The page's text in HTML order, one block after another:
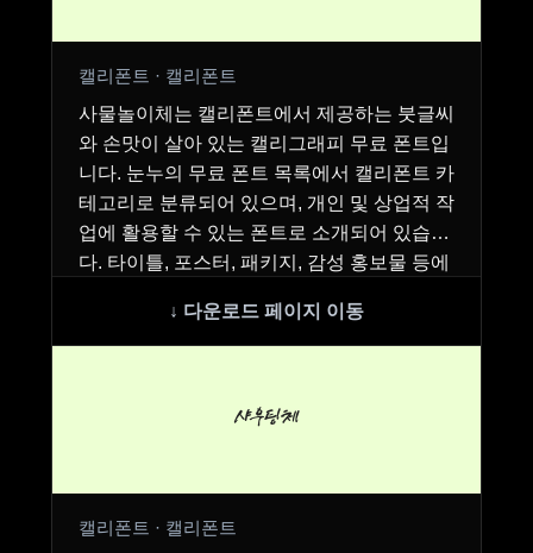
캘리폰트 · 캘리폰트
사물놀이체는 캘리폰트에서 제공하는 붓글씨
와 손맛이 살아 있는 캘리그래피 무료 폰트입
니다. 눈누의 무료 폰트 목록에서 캘리폰트 카
테고리로 분류되어 있으며, 개인 및 상업적 작
업에 활용할 수 있는 폰트로 소개되어 있습니
다. 타이틀, 포스터, 패키지, 감성 홍보물 등에
샤우팅체
캘리폰트 · 캘리폰트